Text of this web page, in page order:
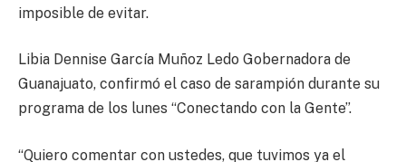
imposible de evitar.
Libia Dennise García Muñoz Ledo Gobernadora de
Guanajuato, confirmó el caso de sarampión durante su
programa de los lunes “Conectando con la Gente”.
“Quiero comentar con ustedes, que tuvimos ya el